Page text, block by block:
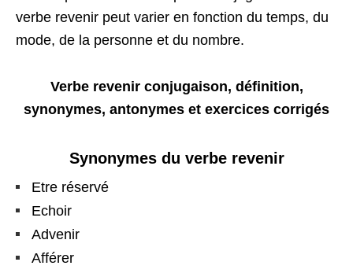
verbe revenir peut varier en fonction du temps, du
mode, de la personne et du nombre.
Verbe revenir conjugaison, définition,
synonymes, antonymes et exercices corrigés
Synonymes du verbe revenir
Etre réservé
Echoir
Advenir
Afférer